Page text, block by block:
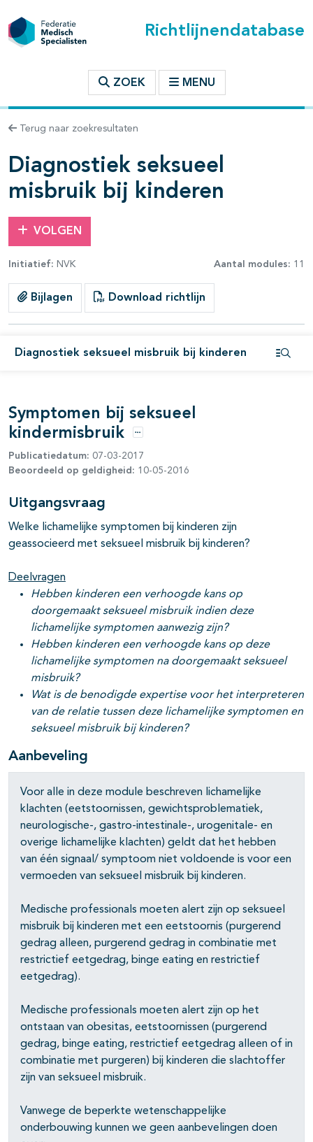
Richtlijnendatabase
ZOEK MENU
Terug naar zoekresultaten
Diagnostiek seksueel
misbruik bij kinderen
VOLGEN
Initiatief: NVK Aantal modules: 11
Bijlagen Download richtlijn
Diagnostiek seksueel misbruik bij kinderen
binnen deze richtlijn
Symptomen bij seksueel
kindermisbruik
Opties
Publicatiedatum: 07-03-2017
Beoordeeld op geldigheid: 10-05-2016
Uitgangsvraag
Welke lichamelijke symptomen bij kinderen zijn
geassocieerd met seksueel misbruik bij kinderen?
Deelvragen
Hebben kinderen een verhoogde kans op
doorgemaakt seksueel misbruik indien deze
lichamelijke symptomen aanwezig zijn?
Hebben kinderen een verhoogde kans op deze
lichamelijke symptomen na doorgemaakt seksueel
misbruik?
Wat is de benodigde expertise voor het interpreteren
van de relatie tussen deze lichamelijke symptomen en
seksueel misbruik bij kinderen?
Aanbeveling
Voor alle in deze module beschreven lichamelijke
klachten (eetstoornissen, gewichtsproblematiek,
neurologische-, gastro-intestinale-, urogenitale- en
overige lichamelijke klachten) geldt dat het hebben
van één signaal/ symptoom niet voldoende is voor een
vermoeden van seksueel misbruik bij kinderen.
Medische professionals moeten alert zijn op seksueel
misbruik bij kinderen met een eetstoornis (purgerend
gedrag alleen, purgerend gedrag in combinatie met
restrictief eetgedrag, binge eating en restrictief
eetgedrag).
Medische professionals moeten alert zijn op het
ontstaan van obesitas, eetstoornissen (purgerend
gedrag, binge eating, restrictief eetgedrag alleen of in
combinatie met purgeren) bij kinderen die slachtoffer
zijn van seksueel misbruik.
Vanwege de beperkte wetenschappelijke
onderbouwing kunnen we geen aanbevelingen doen